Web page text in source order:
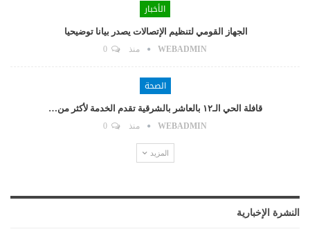
الأخبار
الجهاز القومي لتنظيم الإتصالات يصدر بيانا توضيحيا
WEBADMIN منذ
الصحة
قافلة الحي الـ١٢ بالعاشر بالشرقية تقدم الخدمة لأكثر من…
WEBADMIN منذ
المزيد
النشرة الإخبارية